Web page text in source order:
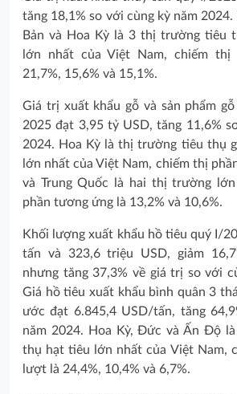
tăng 18,1% so với cùng kỳ năm
Bản và Hoa Kỳ là 3 thị trường tiêu
lớn nhất của Việt Nam, chiếm
21,7%, 15,6% và 15,1%.
Giá trị xuất khẩu gỗ và sản phẩm
2025 đạt 3,95 tỷ USD, tăng 11,6%
2024. Hoa Kỳ là thị trường tiêu thụ
lớn nhất của Việt Nam, chiếm thị
và Trung Quốc là hai thị trường
phần tương ứng là 13,2% và 10,6%.
Khối lượng xuất khẩu hồ tiêu quý I/
tấn và 323,6 triệu USD, giảm
nhưng tăng 37,3% về giá trị so với
Giá hồ tiêu xuất khẩu bình quân 3
ước đạt 6.845,4 USD/tấn, tăng
năm 2024. Hoa Kỳ, Đức và Ấn Độ
thụ hạt tiêu lớn nhất của Việt Nam,
lượt là 24,4%, 10,4% và 6,7%.